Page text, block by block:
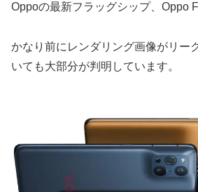
Oppoの最新フラッグシップ、Oppo
かなり前にレンダリング画像がリー
いても大部分が判明しています。